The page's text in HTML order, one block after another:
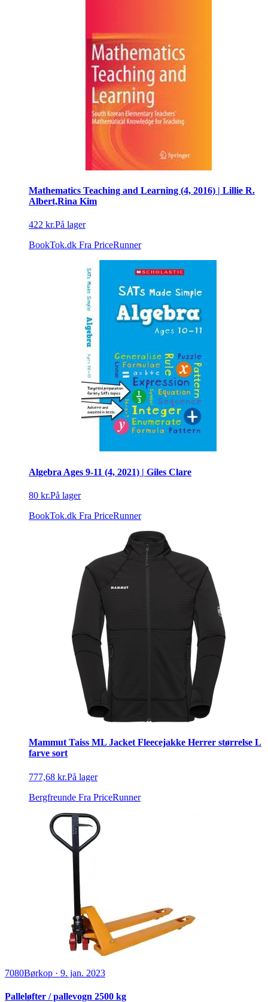
Mathematics Teaching and Learning (4, 2016) | Lillie R.
Albert,Rina Kim
422 kr.På lager
BookTok.dk Fra PriceRunner
Algebra Ages 9-11 (4, 2021) | Giles Clare
80 kr.På lager
BookTok.dk Fra PriceRunner
Mammut Taiss ML Jacket Fleecejakke Herrer størrelse L
farve sort
777,68 kr.På lager
Bergfreunde Fra PriceRunner
7080Børkop · 9. jan. 2023
Palleløfter / pallevogn 2500 kg